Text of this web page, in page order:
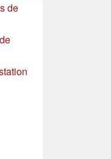
de